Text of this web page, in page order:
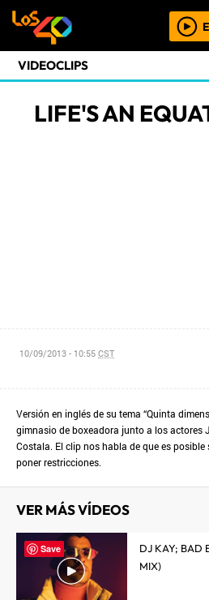
VIDEOCLIPS
LIFE'S AN
10/09/2013 - 10:55CST
Versión en inglés de su tema “Quinta
gimnasio de boxeadora junto a los actores
Costala. El clip nos habla de que es posible
poner restricciones.
VER MÁS VÍDEOS
DJ KAY; BAD
MIX)
Save